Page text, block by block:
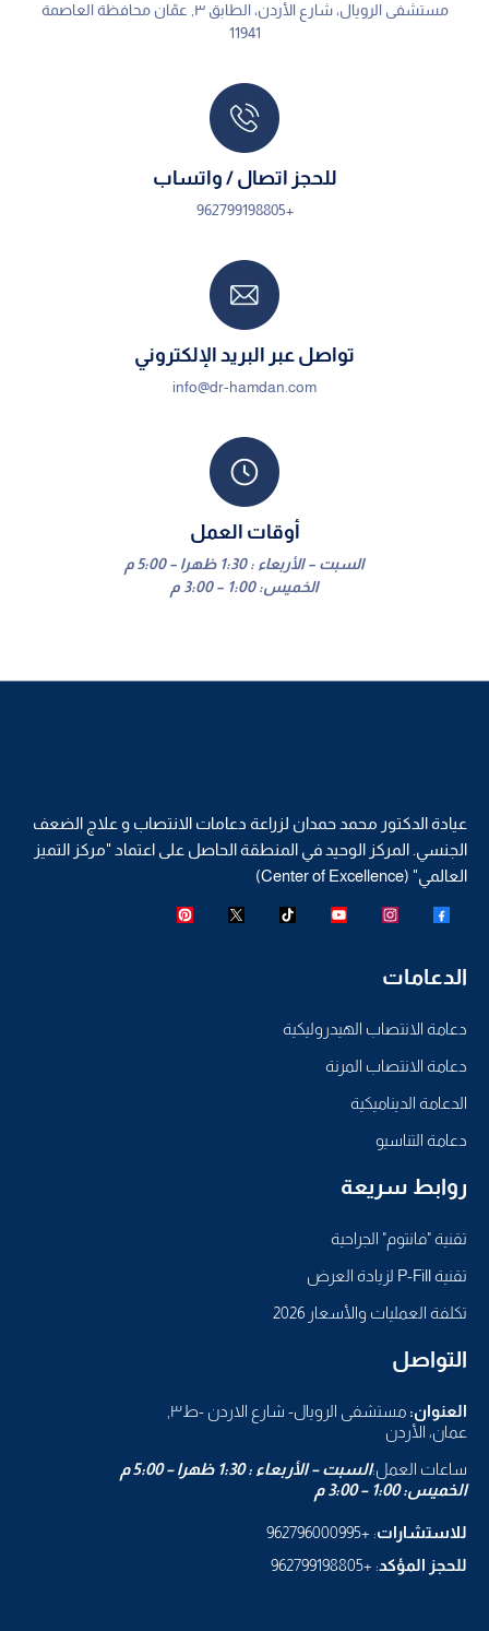
مستشفى الرويال، شارع الأردن، الطابق ٣, عمّان محافظة العاصمة
11941
للحجز اتصال / واتساب
+962799198805
تواصل عبر البريد الإلكتروني
info@dr-hamdan.com
أوقات العمل
السبت – الأربعاء : 1:30 ظهرا – 5:00 م
الخميس: 1:00 – 3:00 م
عيادة الدكتور محمد حمدان لزراعة دعامات الانتصاب و علاج الضعف
الجنسي. المركز الوحيد في المنطقة الحاصل على اعتماد "مركز التميز
العالمي" (Center of Excellence)
الدعامات
دعامة الانتصاب الهيدروليكية
دعامة الانتصاب المرنة
الدعامة الديناميكية
دعامة التناسيو
روابط سريعة
تقنية "فانتوم" الجراحية
تقنية P-Fill لزيادة العرض
تكلفة العمليات والأسعار 2026
التواصل
العنوان: مستشفى الرويال- شارع الاردن -ط٣,
عمان، الأردن
ساعات العمل:السبت – الأربعاء : 1:30 ظهرا – 5:00 م
الخميس: 1:00 – 3:00 م
للاستشارات: +962796000995
للحجز المؤكد: +962799198805